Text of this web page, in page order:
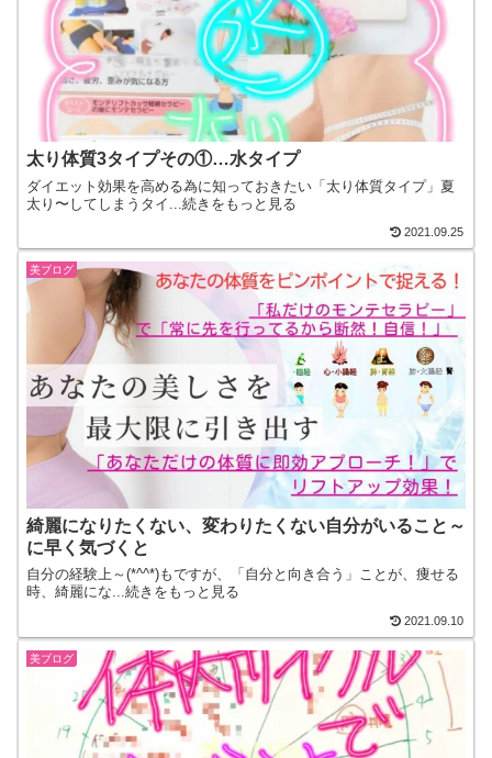
太り体質3タイプその①…水タイプ
ダイエット効果を高める為に知っておきたい「太り体質タイプ」夏
太り〜してしまうタイ...続きをもっと見る
2021.09.25
美ブログ
綺麗になりたくない、変わりたくない自分がいること～
に早く気づくと
自分の経験上～(*^^*)もですが、「自分と向き合う」ことが、痩せる
時、綺麗にな...続きをもっと見る
2021.09.10
美ブログ